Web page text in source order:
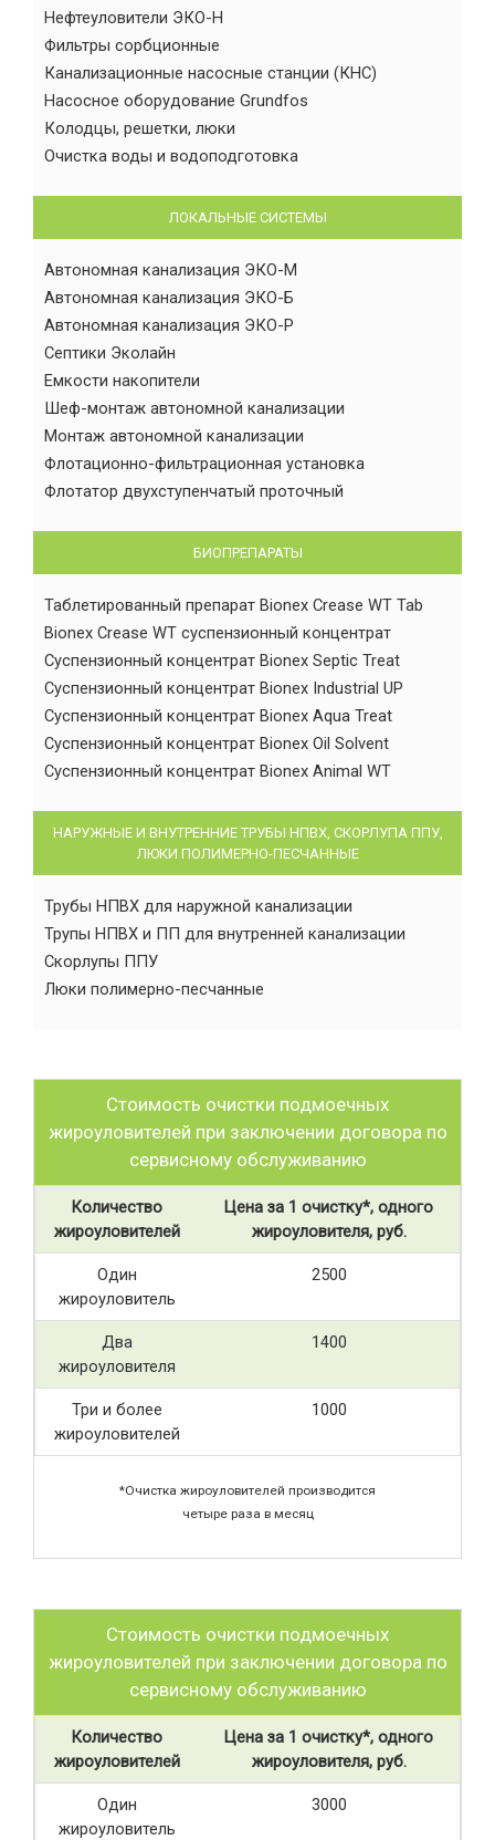
Нефтеуловители ЭКО-Н
Фильтры сорбционные
Канализационные насосные станции (КНС)
Насосное оборудование Grundfos
Колодцы, решетки, люки
Очистка воды и водоподготовка
ЛОКАЛЬНЫЕ СИСТЕМЫ
Автономная канализация ЭКО-М
Автономная канализация ЭКО-Б
Автономная канализация ЭКО-Р
Септики Эколайн
Емкости накопители
Шеф-монтаж автономной канализации
Монтаж автономной канализации
Флотационно-фильтрационная установка
Флотатор двухступенчатый проточный
БИОПРЕПАРАТЫ
Таблетированный препарат Bionex Crease WT Tab
Bionex Crease WT суспензионный концентрат
Суспензионный концентрат Bionex Septic Treat
Суспензионный концентрат Bionex Industrial UP
Суспензионный концентрат Bionex Aqua Treat
Суспензионный концентрат Bionex Oil Solvent
Суспензионный концентрат Bionex Animal WT
НАРУЖНЫЕ И ВНУТРЕННИЕ ТРУБЫ НПВХ, СКОРЛУПА ППУ,
ЛЮКИ ПОЛИМЕРНО-ПЕСЧАННЫЕ
Трубы НПВХ для наружной канализации
Трупы НПВХ и ПП для внутренней канализации
Скорлупы ППУ
Люки полимерно-песчанные
Стоимость очистки подмоечных
жироуловителей при заключении договора по
сервисному обслуживанию
Количество
жироуловителей
Цена за 1 очистку*, одного
жироуловителя, руб.
Один
жироуловитель
2500
Два
жироуловителя
1400
Три и более
жироуловителей
1000
*Очистка жироуловителей производится
четыре раза в месяц
Стоимость очистки подмоечных
жироуловителей при заключении договора по
сервисному обслуживанию
Количество
жироуловителей
Цена за 1 очистку*, одного
жироуловителя, руб.
Один
жироуловитель
3000